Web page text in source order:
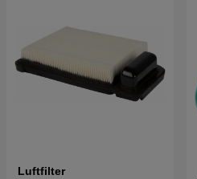
Luftfilter